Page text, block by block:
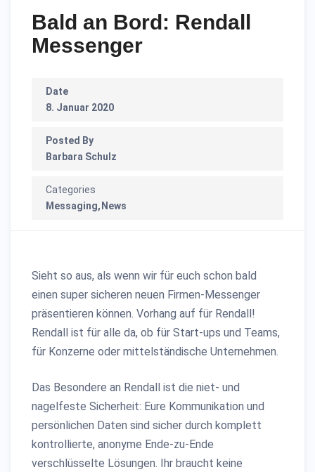
Bald an Bord: Rendall
Messenger
Date
8. Januar 2020
Posted By
Barbara Schulz
Categories
Messaging News
Sieht so aus, als wenn wir für euch schon bald
einen super sicheren neuen Firmen-Messenger
präsentieren können. Vorhang auf für Rendall!
Rendall ist für alle da, ob für Start-ups und Teams,
für Konzerne oder mittelständische Unternehmen.
Das Besondere an Rendall ist die niet- und
nagelfeste Sicherheit: Eure Kommunikation und
persönlichen Daten sind sicher durch komplett
kontrollierte, anonyme Ende-zu-Ende
verschlüsselte Lösungen. Ihr braucht keine